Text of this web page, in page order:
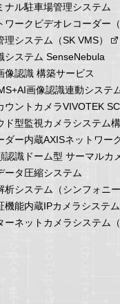
ナル駐車場管理システム
ワーク ビデオレコーダー
理システム （SK VMS）
システム SenseNebula
像認識 構築サービス
画像認識連動システ
ウント カメラVIVOTEK
ド型監視カメラシステム
ダー内蔵AXISネットワー
認識ドーム型 サーマルカ
ータ圧縮システム
析システム （シンフォニー
機能内蔵IPカメラシステム
ーネット カメラシステム